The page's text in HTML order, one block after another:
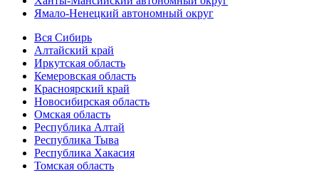
Ямало-Ненецкий автономный округ
Вся Сибирь
Алтайский край
Иркутская область
Кемеровская область
Красноярский край
Новосибирская область
Омская область
Республика Алтай
Республика Тыва
Республика Хакасия
Томская область